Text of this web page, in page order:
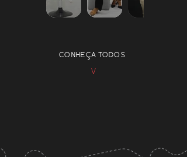
CONHEÇA TODOS
V